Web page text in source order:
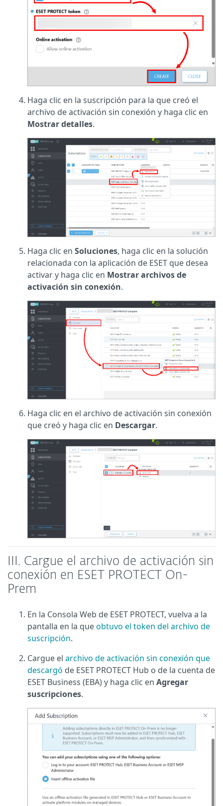
Haga clic en la suscripción para la que creó el
archivo de activación sin conexión y haga clic en
Mostrar detalles.
Haga clic en Soluciones, haga clic en la solución
relacionada con la aplicación de ESET que desea
activar y haga clic en Mostrar archivos de
activación sin conexión.
Haga clic en el archivo de activación sin conexión
que creó y haga clic en Descargar.
III. Cargue el archivo de activación sin
conexión en ESET PROTECT On-
Prem
En la Consola Web de ESET PROTECT, vuelva a la
pantalla en la queobtuvo el token del archivo de
suscripción.
Cargue el archivo de activación sin conexión que
descargó de ESET PROTECT Hub o de la cuenta de
ESET Business (EBA) y haga clic en Agregar
suscripciones.